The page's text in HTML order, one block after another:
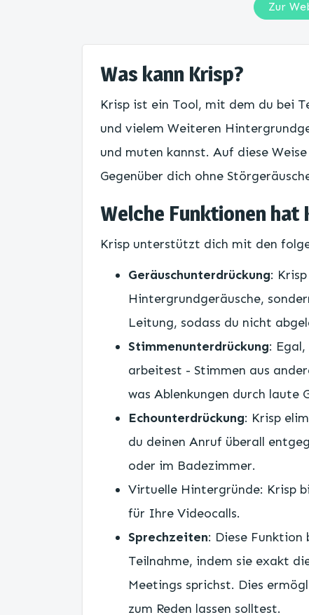
Zur
Was kann Krisp?
Krisp ist ein Tool, mit dem du bei
und vielem Weiteren
und muten kannst. Auf diese
Gegenüber dich ohne
Welche Funktionen hat
Krisp unterstützt dich mit den
Geräuschunterdrückung:
Hintergrundgeräusche,
Leitung, sodass du nicht
Stimmenunterdrückung:
arbeitest - Stimmen aus
was Ablenkungen durch laute
Echounterdrückung: Krisp
du deinen Anruf überall
oder im Badezimmer.
Virtuelle Hintergründe: Krisp
für Ihre Videocalls.
Sprechzeiten: Diese
Teilnahme, indem sie exakt
Meetings sprichst. Dies
zum Reden lassen solltest.